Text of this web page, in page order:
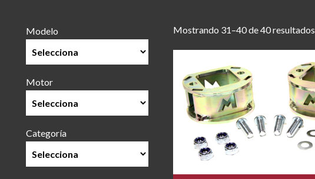
Modelo
Motor
Categoría
Mostrando 31–40 de 40 resultados